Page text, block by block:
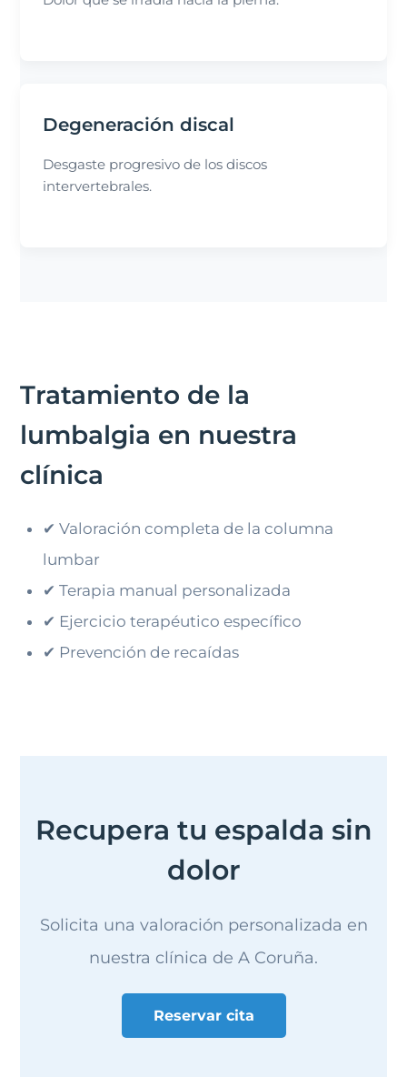
Degeneración discal
Desgaste progresivo de los discos
intervertebrales.
Tratamiento de la
lumbalgia en nuestra
clínica
✔ Valoración completa de la columna
lumbar
✔ Terapia manual personalizada
✔ Ejercicio terapéutico específico
✔ Prevención de recaídas
Recupera tu espalda sin
dolor
Solicita una valoración personalizada en
nuestra clínica de A Coruña.
Reservar cita